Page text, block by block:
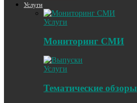
Услуги
Услуги
Мониторинг СМИ
Услуги
Тематические обзоры